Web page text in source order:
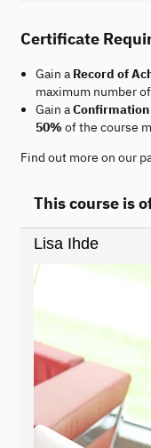
Certificate
Gain a Record of
maximum number
Gain a
50% of the course
Find out more on our
This course is
Lisa Ihde